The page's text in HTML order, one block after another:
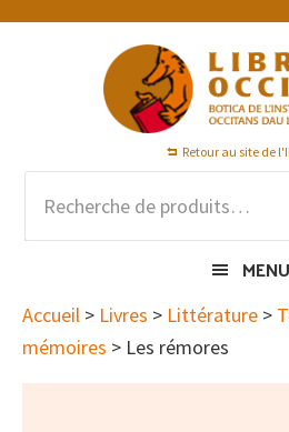
Passer
Passer
Passer
Retour au site de
pour :
MENU
Accueil > Livres > Littérature >
mémoires > Les rémores